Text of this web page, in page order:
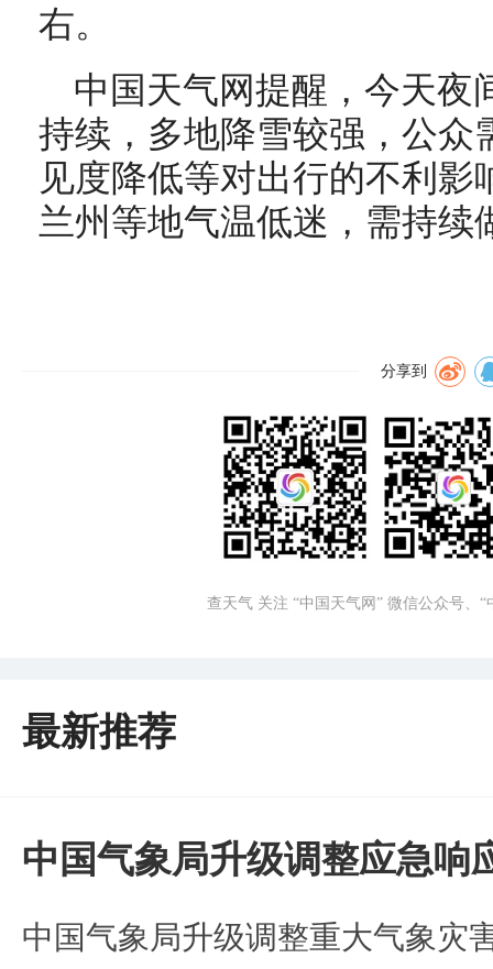
右。
中国天气网提醒，今天夜
持续，多地降雪较强，公众
见度降低等对出行的不利
兰州等地气温低迷，需持续
分享到
查天气 关注 “中国天气网” 微信公众号、
最新推荐
中国气象局升级调整应急响
中国气象局升级调整重大气象灾